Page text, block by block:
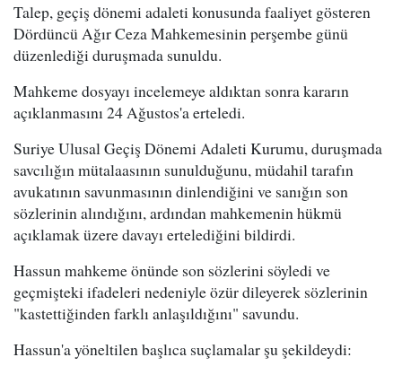
Talep, geçiş dönemi adaleti konusunda faaliyet gösteren
Dördüncü Ağır Ceza Mahkemesinin perşembe günü
düzenlediği duruşmada sunuldu.
Mahkeme dosyayı incelemeye aldıktan sonra kararın
açıklanmasını 24 Ağustos'a erteledi.
Suriye Ulusal Geçiş Dönemi Adaleti Kurumu, duruşmada
savcılığın mütalaasının sunulduğunu, müdahil tarafın
avukatının savunmasının dinlendiğini ve sanığın son
sözlerinin alındığını, ardından mahkemenin hükmü
açıklamak üzere davayı ertelediğini bildirdi.
Hassun mahkeme önünde son sözlerini söyledi ve
geçmişteki ifadeleri nedeniyle özür dileyerek sözlerinin
"kastettiğinden farklı anlaşıldığını" savundu.
Hassun'a yöneltilen başlıca suçlamalar şu şekildeydi: